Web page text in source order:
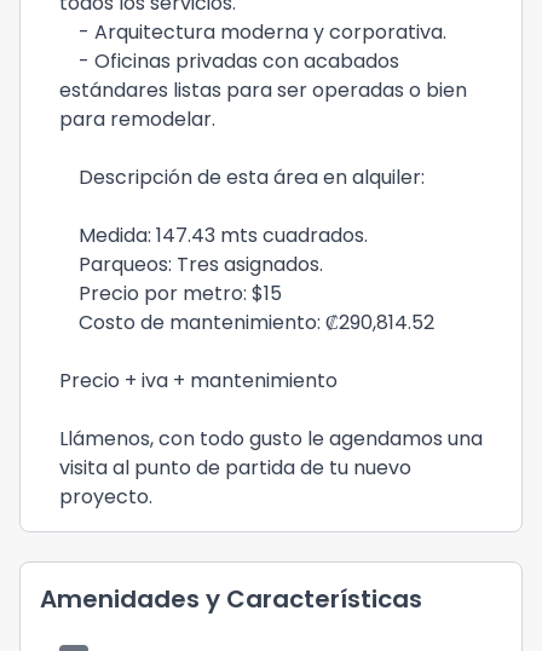
- Arquitectura moderna y corporativa.
- Oficinas privadas con acabados
estándares listas para ser operadas o bien
para remodelar.
Descripción de esta área en alquiler:
Medida: 147.43 mts cuadrados.
Parqueos: Tres asignados.
Precio por metro: $15
Costo de mantenimiento: ₡290,814.52
Precio + iva + mantenimiento
Llámenos, con todo gusto le agendamos una
visita al punto de partida de tu nuevo
proyecto.
Amenidades y Características